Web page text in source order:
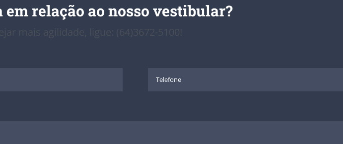
relação ao nosso vestibular?
mais agilidade, ligue: (64)3672-5100!